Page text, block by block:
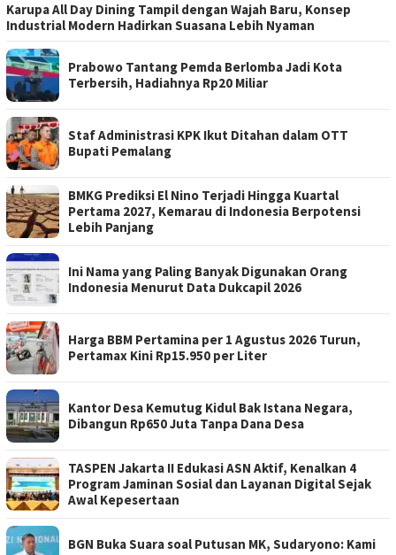
Karupa All Day Dining Tampil dengan Wajah Baru, Konsep
Industrial Modern Hadirkan Suasana Lebih Nyaman
Prabowo Tantang Pemda Berlomba Jadi Kota
Terbersih, Hadiahnya Rp20 Miliar
Staf Administrasi KPK Ikut Ditahan dalam OTT
Bupati Pemalang
BMKG Prediksi El Nino Terjadi Hingga Kuartal
Pertama 2027, Kemarau di Indonesia Berpotensi
Lebih Panjang
Ini Nama yang Paling Banyak Digunakan Orang
Indonesia Menurut Data Dukcapil 2026
Harga BBM Pertamina per 1 Agustus 2026 Turun,
Pertamax Kini Rp15.950 per Liter
Kantor Desa Kemutug Kidul Bak Istana Negara,
Dibangun Rp650 Juta Tanpa Dana Desa
TASPEN Jakarta II Edukasi ASN Aktif, Kenalkan 4
Program Jaminan Sosial dan Layanan Digital Sejak
Awal Kepesertaan
BGN Buka Suara soal Putusan MK, Sudaryono: Kami